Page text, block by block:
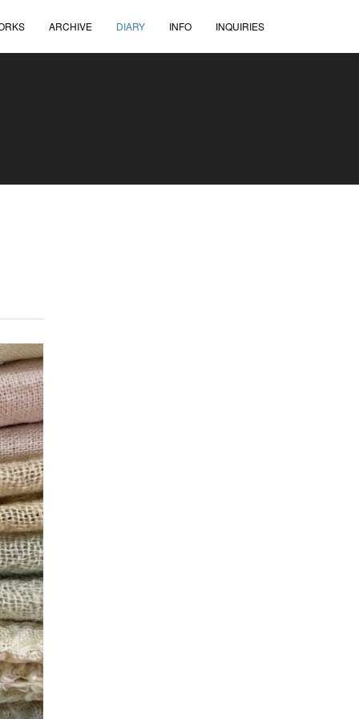
ARCHIVE DIARY INFO INQUIRIES